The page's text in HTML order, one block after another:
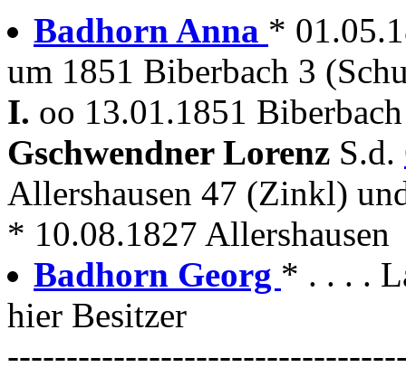
Badhorn Anna *
um 1851 Biberbach 3
I. oo 13.01.1851
Gschwendner Lorenz S.d.
Allershausen 47 (Zinkl)
* 10.08.1827 Allershausen
Badhorn Georg * . . . .
hier Besitzer